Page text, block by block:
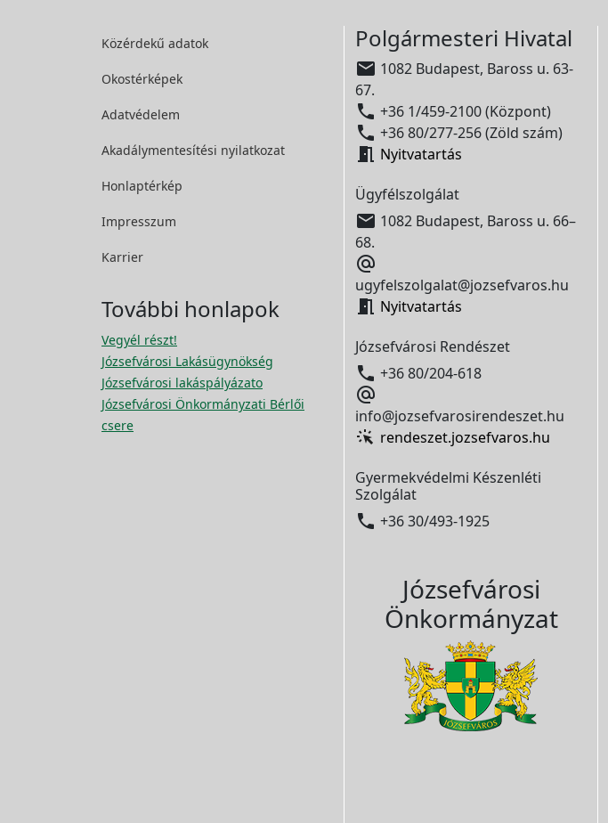
Közérdekű adatok
Okostérképek
Adatvédelem
Akadálymentesítési nyilatkozat
Honlaptérkép
Impresszum
Karrier
További honlapok
Vegyél részt!
Józsefvárosi Lakásügynökség
Józsefvárosi lakáspályázato
Józsefvárosi Önkormányzati Bérlői
csere
Polgármesteri Hivatal
 1082 Budapest, Baross u. 63-
67.
 +36 1/459-2100 (Központ)
 +36 80/277-256 (Zöld szám)
 Nyitvatartás
Ügyfélszolgálat
 1082 Budapest, Baross u. 66–
68.

ugyfelszolgalat@jozsefvaros.hu
 Nyitvatartás
Józsefvárosi Rendészet
 +36 80/204-618

info@jozsefvarosirendeszet.hu
rendeszet.jozsefvaros.hu
Gyermekvédelmi Készenléti
Szolgálat
 +36 30/493-1925
Józsefvárosi
Önkormányzat